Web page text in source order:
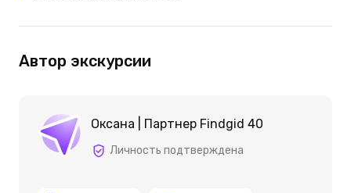
Автор экскурсии
Оксана | Партнер Findgid 40
Личность подтверждена